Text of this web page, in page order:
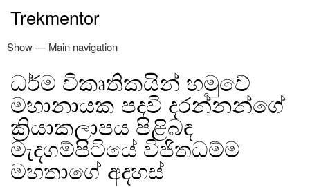
Trekmentor
Main
navigation
Show — Main navigation
නිවස
ත්‍රිපිටකය
නවතම ලිපි
අඳුරෙන් එළියට
කමල් වික්‍රමනායක
පරිත්‍යාග
විමසීම්
ධර්ම විකෘතිකයින් හමුවේ
මහානායක පදවි දරන්නන්ගේ
ක්‍රියාකලාපය පිළිබඳ
මැදගම්පිටියේ විජිතධම්ම
මහතාගේ අදහස්